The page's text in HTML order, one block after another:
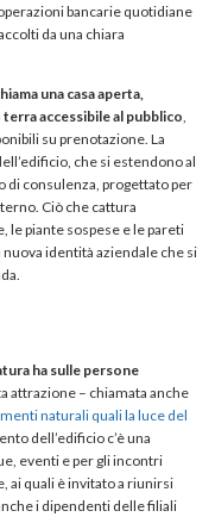
bancarie quotidiane
da una chiara
una casa aperta,
accessibile al pubblico,
su prenotazione. La
che si estendono al
di consulenza, progettato per
Ciò che cattura
le piante sospese e le pareti
identità aziendale che si
ha sulle persone
attrazione – chiamata anche
naturali quali la luce del
dell’edificio c’è una
eventi e per gli incontri
ai quali è invitato a riunirsi
i dipendenti delle filiali